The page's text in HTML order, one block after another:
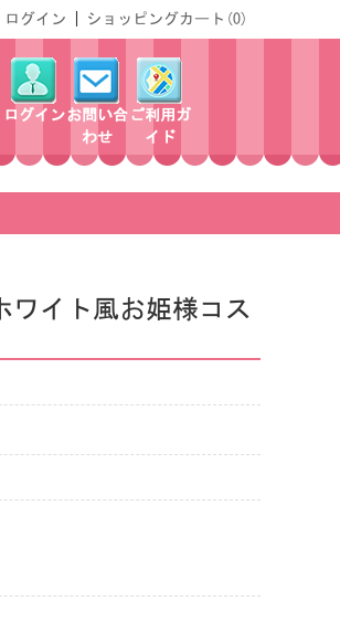
ショッピングカート(0)
ログイン
ログインお問い合
わせ
ご利用ガ
イド
ワイト風お姫様コス